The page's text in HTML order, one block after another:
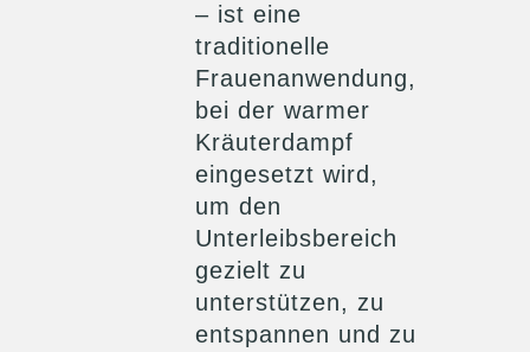
– ist eine
traditionelle
Frauenanwendung,
bei der warmer
Kräuterdampf
eingesetzt wird,
um den
Unterleibsbereich
gezielt zu
unterstützen, zu
entspannen und zu